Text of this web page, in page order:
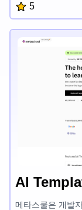
스터, 영감을 주
모도로 타이머,
를 간소화하도록
5
AI
메타스쿨은 개발